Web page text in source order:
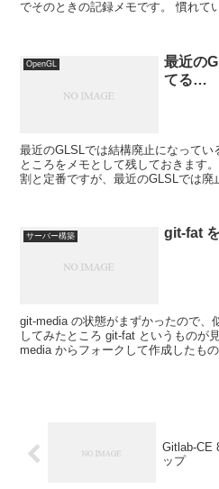
でそのときの記録メモです。 慣れて
OpenGL
最近の
てる…
最近のGLSLでは結構廃止になって
ところをメモとして残しておきます
割と定番ですが、最近のGLSLでは廃
サーバー構築 git-fat
git-media の状態がまずかったので、
してみたところ git-fat というものが
media からフォークして作成したも
Gitlab-CE
ップ